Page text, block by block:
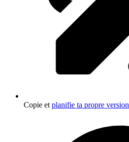
Copie et planifie ta propre version